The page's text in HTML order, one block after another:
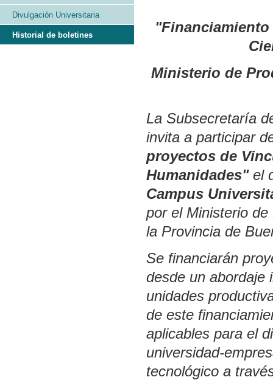
Ministerio de
La Subsecretaría
invita a participar
proyectos de
Humanidades"el
Campus
por el Ministerio
la Provincia de
Se financiarán
desde un abordaje
unidades
de este
aplicables para el
universidad-
tecnológico a
Divulgación Universitaria
Historial de boletines